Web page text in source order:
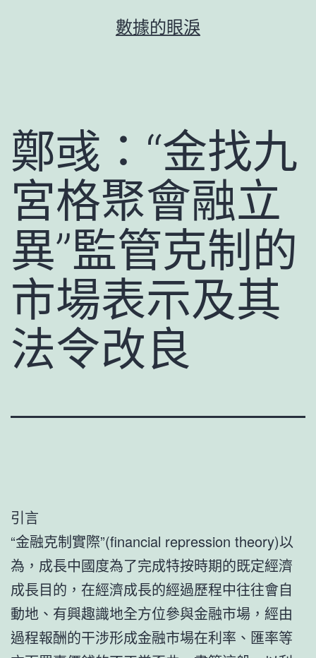
容
數據的眼淚
鄭彧：“金找九
宮格聚會融立
異”監管克制的
市場表示及其
法令改良
引言
“金融克制實際”(financial repression theory)以
為，成長中國度為了完成特按時期的既定經濟
成長目的，在經濟成長的經過歷程中往往會自
動地、有興趣識地全方位參與金融市場，經由
過程報酬的干涉形成金融市場在利率、匯率等